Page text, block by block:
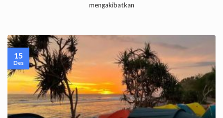
mengakibatkan
15
Des